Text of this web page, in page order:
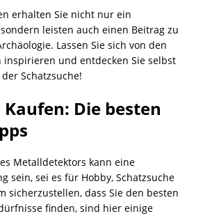
erhalten Sie nicht nur ein
leisten auch einen Beitrag zu
Lassen Sie sich von den
inspirieren und entdecken Sie selbst
Schatzsuche!
Die besten
Metalldetektors kann eine
sein, sei es für Hobby, Schatzsuche
sicherzustellen, dass Sie den besten
finden, sind hier einige